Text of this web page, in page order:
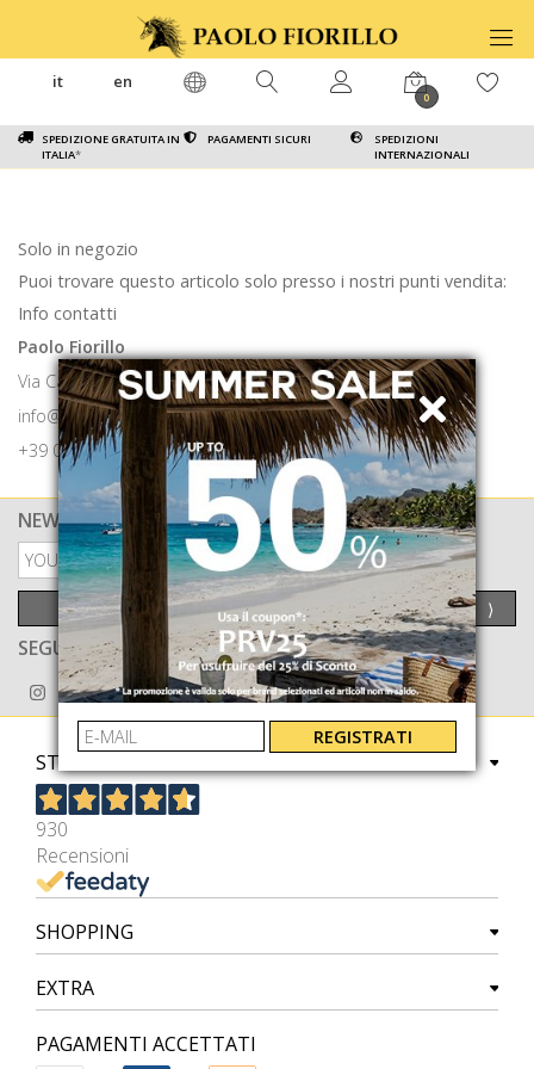
SPEDIZIONE GRATUITA IN
ITALIA*
PAGAMENTI SICURI
SPEDIZIONI
INTERNAZIONALI
it en
0
Solo in negozio
Puoi trovare questo articolo solo presso i nostri punti vendita:
Info contatti
Paolo Fiorillo
Via Calabritto 9 80121 Napoli
info@paolofiorillo.com
+39 081 1857 6024
NEWSLETTER
PRIVACY POLICY
INVIA ⟩
SEGUICI ANCHE SU
STORE
930
Recensioni
SHOPPING
EXTRA
PAGAMENTI ACCETTATI
REGISTRATI